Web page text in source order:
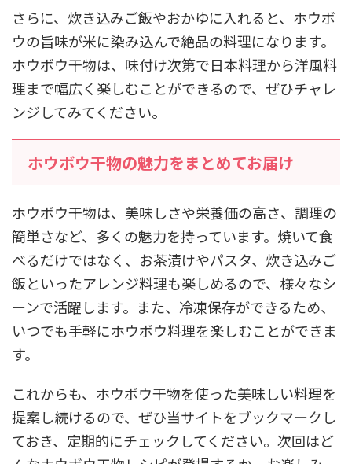
さらに、炊き込みご飯やおかゆに入れると、ホウボ
ウの旨味が米に染み込んで絶品の料理になります。
ホウボウ干物は、味付け次第で日本料理から洋風料
理まで幅広く楽しむことができるので、ぜひチャレ
ンジしてみてください。
ホウボウ干物の魅力をまとめてお届け
ホウボウ干物は、美味しさや栄養価の高さ、調理の
簡単さなど、多くの魅力を持っています。焼いて食
べるだけではなく、お茶漬けやパスタ、炊き込みご
飯といったアレンジ料理も楽しめるので、様々なシ
ーンで活躍します。また、冷凍保存ができるため、
いつでも手軽にホウボウ料理を楽しむことができま
す。
これからも、ホウボウ干物を使った美味しい料理を
提案し続けるので、ぜひ当サイトをブックマークし
ておき、定期的にチェックしてください。次回はど